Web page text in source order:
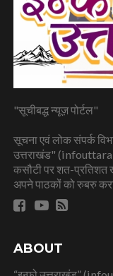
"सूचीबद्ध न्यूज़ पोर्टल"
सूचना एवं लोक संपर्क
उत्तराखंड"
कसौटी पर शत-प्रतिशत
अपने पाठकों को रुबरु
ABOUT